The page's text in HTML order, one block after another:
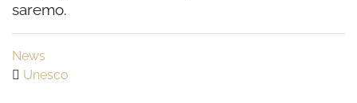
saremo.
News
Unesco